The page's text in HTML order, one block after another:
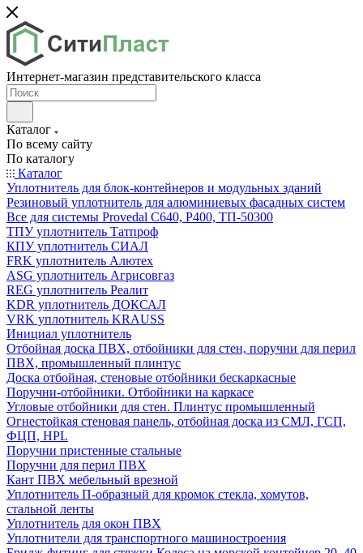
Интернет-магазин представительского класса
Каталог
По всему сайту
По каталогу
Каталог
Уплотнитель для блок-контейнеров и модульных зданий
Резиновый уплотнитель для алюминиевых фасадных систем
Все для системы Provedal С640, Р400, ТП-50300
ТПУ уплотнитель Татпроф
КПУ уплотнитель СИАЛ
FRK уплотнитель Алютех
ASG уплотнитель Агрисовгаз
REG уплотнитель Реалит
KDR уплотнитель ДОКСАЛ
VRK уплотнитель KRAUSS
Инициал уплотнитель
Отбойная доска ПВХ, отбойники для стен, поручни для перил
ПВХ, промышленный плинтус
Доска отбойная, стеновые отбойники бескаркасные
Поручни-отбойники. Отбойники на каркасе
Угловые отбойники для стен. Плинтус промышленный
Огнестойкая стеновая панель, отбойная доска из СМЛ, ГСП,
ФЦП, HPL
Поручни пристенные стальные
Поручни для перил ПВХ
Кант ПВХ мебельный врезной
Уплотнитель П-образный для кромок стекла, хомутов,
стальной ленты
Уплотнитель для окон ПВХ
Уплотнители для транспортного машиностроения